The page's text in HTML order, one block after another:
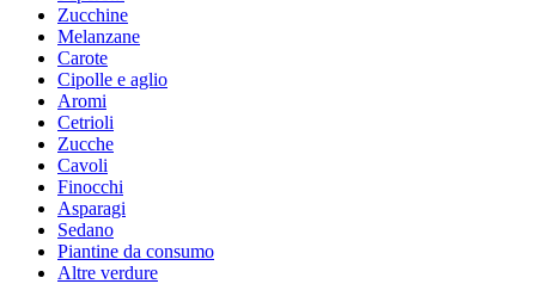
Zucchine
Melanzane
Carote
Cipolle e aglio
Aromi
Cetrioli
Zucche
Cavoli
Finocchi
Asparagi
Sedano
Piantine da consumo
Altre verdure